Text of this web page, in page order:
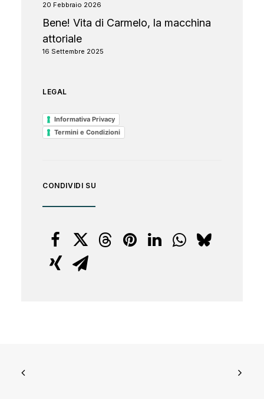
20 Febbraio 2026
Bene! Vita di Carmelo, la macchina
attoriale
16 Settembre 2025
LEGAL
Informativa Privacy
Termini e Condizioni
CONDIVIDI SU